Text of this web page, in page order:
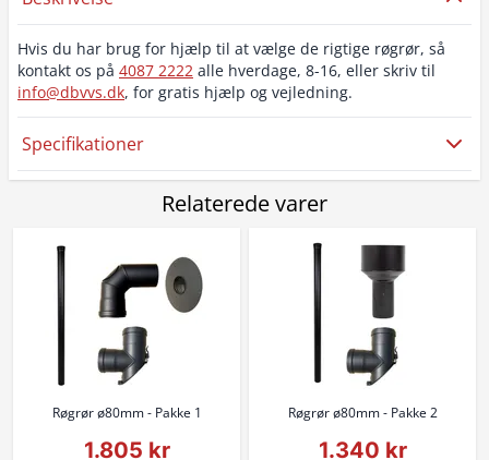
Hvis du har brug for hjælp til at vælge de rigtige røgrør, så
kontakt os på 4087 2222 alle hverdage, 8-16, eller skriv til
info@dbvvs.dk, for gratis hjælp og vejledning.
Specifikationer
Relaterede varer
Røgrør ø80mm - Pakke 1
1.805 kr
Røgrør ø80mm - Pakke 2
1.340 kr